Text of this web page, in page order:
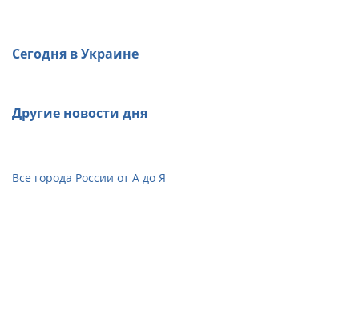
Сегодня в Украине
Другие новости дня
Все города России от А до Я